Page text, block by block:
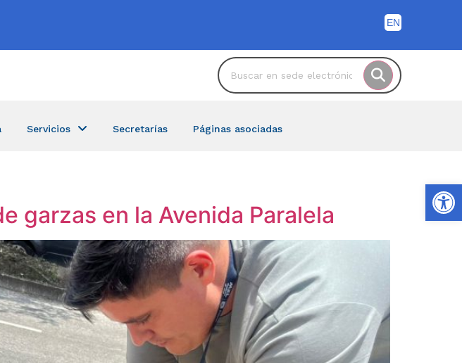
Servicios Secretarías Páginas asociadas
garzas en la Avenida Paralela